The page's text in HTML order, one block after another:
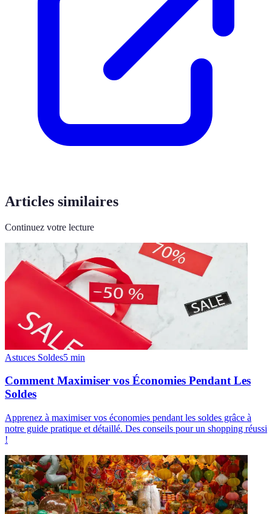
Articles similaires
Continuez votre lecture
Astuces Soldes5 min
Comment Maximiser vos Économies Pendant Les
Soldes
Apprenez à maximiser vos économies pendant les soldes grâce à
notre guide pratique et détaillé. Des conseils pour un shopping réussi
!